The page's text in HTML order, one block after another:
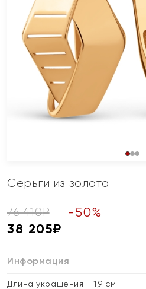
Серьги из золота
76 410₽ -50%
38 205₽
Информация
Длина украшения - 1,9 см